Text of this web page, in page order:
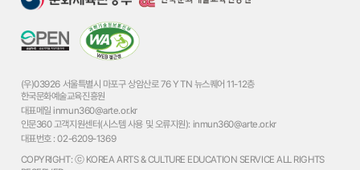
(우)03926 서울특별시 마포구 상암산로 76 YTN 뉴스퀘어 11-12층
한국문화예술교육진흥원
대표메일 inmun360@arte.or.kr
인문360 고객지원센터(시스템 사용 및 오류지원): inmun360@arte.or.kr
대표번호 :02-6209-1369
COPYRIGHT: ⓒ KOREA ARTS & CULTURE EDUCATION SERVICE ALL RIGHTS